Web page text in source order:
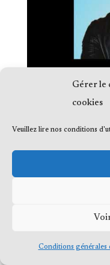
Gérer le
cookies
Veuillez lire nos conditions
Conditions générales